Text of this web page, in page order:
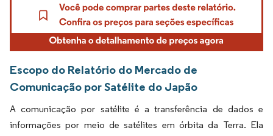
Escopo do Relatório do Mercado de
Comunicação por Satélite do Japão
A comunicação por satélite é a transferência de dados e
informações por meio de satélites em órbita da Terra. Ela